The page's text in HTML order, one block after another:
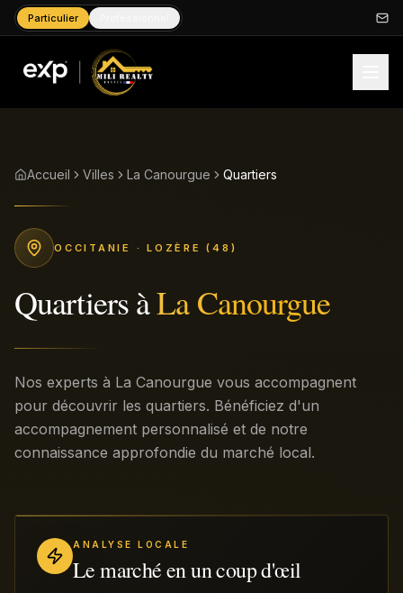
Particulier
Accueil Villes La Canourgue Quartiers
OCCITANIE · LOZÈRE (48)
QuartiersàLa Canourgue
Nos experts à La Canourgue vous accompagnent
pour découvrir les quartiers. Bénéficiez d'un
accompagnement personnalisé et de notre
connaissance approfondie du marché local.
ANALYSE LOCALE
Le marché en un coup d'œil